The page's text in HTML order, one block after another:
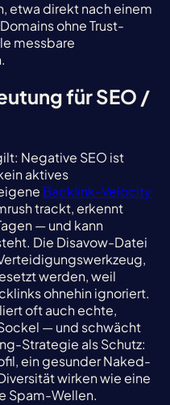
etwa direkt nach einem
ohne Trust-
messbare
für SEO /
Negative SEO ist
aktives
Backlink-Velocity
trackt, erkennt
— und kann
Die Disavow-Datei
werden, weil
ohnehin ignoriert.
oft auch echte,
— und schwächt
Strategie als Schutz:
ein gesunder Naked-
wirken wie eine
Spam-Wellen.